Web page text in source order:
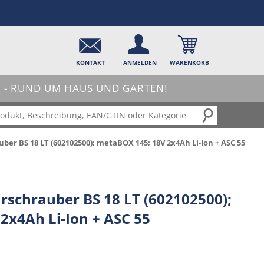
KONTAKT ANMELDEN WARENKORB
RUND UM HAUS UND GARTEN!
BS 18 LT (602102500); metaBOX 145; 18V 2x4Ah Li-Ion + ASC 55
BS 18 LT (602102500);
Li-Ion + ASC 55